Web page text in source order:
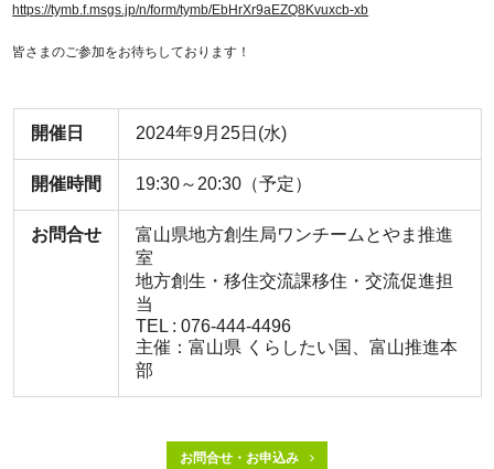
https://tymb.f.msgs.jp/n/form/tymb/EbHrXr9aEZQ8Kvuxcb-xb
皆さまのご参加をお待ちしております！
開催日 2024年9月25日(水)
開催時間 19:30～20:30（予定）
お問合せ
富山県地方創生局ワンチームとやま推進
室
地方創生・移住交流課移住・交流促進担
当
TEL : 076-444-4496
主催：富山県 くらしたい国、富山推進本
部
お問合せ・お申込み